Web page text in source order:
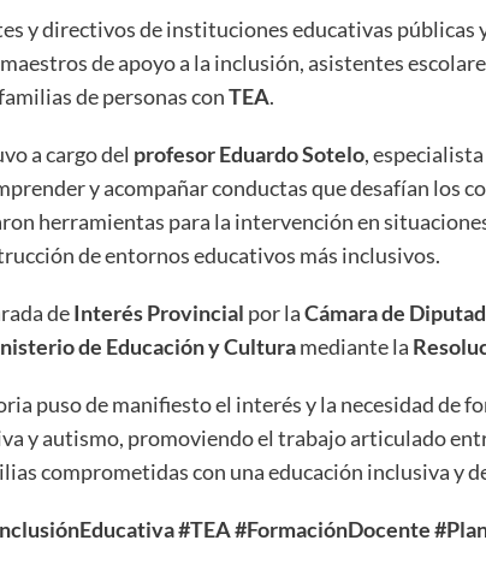
y directivos de instituciones educativas públicas
de apoyo a la inclusión, asistentes
de personas conTEA.
a cargo del profesor Eduardo Sotelo,
y acompañar conductas que desafían los
herramientas para la intervención en
de entornos educativos más inclusivos.
deInterés Provincial por laCámara de
de Educación y Culturamediante la
puso de manifiesto el interés y la necesidad de
y autismo, promoviendo el trabajo articulado
comprometidas con una educación inclusiva y
#TEA#FormaciónDocente